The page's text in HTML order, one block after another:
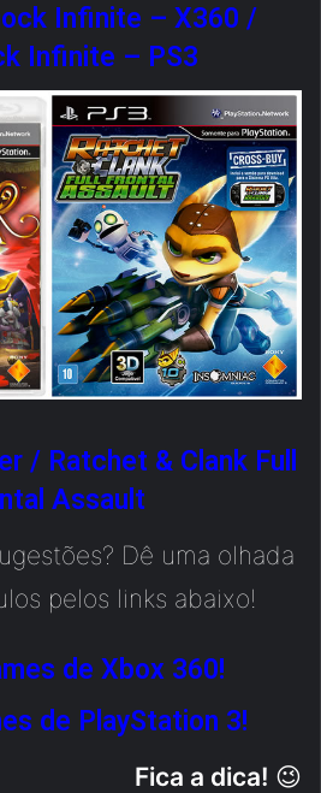
Infinite – X360 /
Infinite – PS3
/ Ratchet & Clank Full
Assault
Dê uma olhada
pelos links abaixo!
de Xbox 360!
de PlayStation 3!
Fica a dica! 😉